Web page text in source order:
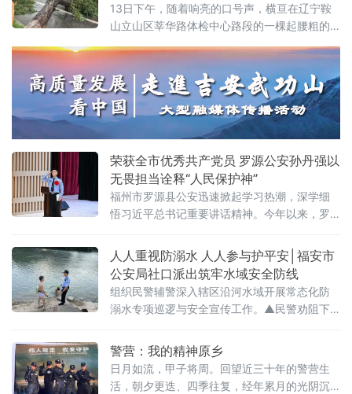
13日下午，随着响亮的口号声，横亘在辽宁鞍
山立山区莘华路体检中心路段的一棵起腰粗的
齐有力的呐喊，压过了风雨中的嘈杂
荣获全市优秀共产党员 罗源公安孙丹强以
无畏担当诠释“人民保护神”
福州市罗源县公安迅速掀起学习热潮，深学细
悟习近平总书记重要讲话精神。今年以来，罗
30周年“人民的保护神”崇高精神，严格对标省
厅、市局部署要求，锚定公安为民核心职责深
耕主业。自去年启动“秒响应、护安宁，我是罗
源110，当好‘人民的保护神’”主题实践活动后，
全局持续深
人人重视防溺水 人人参与护平安│福安市
公安局社口派出筑牢水域安全防线
组织民警辅警深入辖区沿河水域开展常态化防
溺水专项巡逻与安全宣传工作。▲民警劝阻下
警营：我的精神原乡
日月如流，甲子将周。回望近三十年的警营生
活，朝夕更迭、四季往复，经年累月的光阴沉